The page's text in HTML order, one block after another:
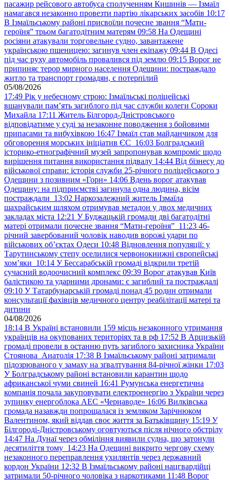
пасажир рейсового автобуса сполученням Кишинів — Ізмаїл
намагався незаконно провезти партію лікарських засобів 10:17
В Ізмаїльському районі присвоїли почесне звання “Мати-
героїня” трьом багатодітним матерям 09:58 На Одещині
росіяни атакували торговельне судно, завантажене
українською пшеницею: загинув член екіпажу 09:44 В Одесі
під час руху автомобіль провалився під землю 09:15 Ворог не
припиняє терор мирного населення Одещини: постраждало
житло та транспорт громадян, є потерпілий
05/08/2026
17:49 Рік у небесному строю: Ізмаїльські поліцейські
вшанували пам’ять загиблого під час служби колеги Сороки
Михайла 17:11 Житель Білгород-Дністровського
відповідатиме у суді за незаконне поводження з бойовими
припасами та вибухівкою 16:47 Ізмаїл став майданчиком для
обговорення морських ініціатив ЄС 16:03 Болградський
історико-етнографічний музей запропонував компроміс щодо
вирішення питання використання підвалу 14:44 Від бізнесу до
військової справи: історія служби 25-річного поліцейського з
Одещини з позивним «Горн» 14:06 Вдень ворог атакував
Одещину: на підприємстві загинула одна людина, вісім
постраждали 13:02 Наркозалежний житель Ізмаїла
шахрайським шляхом отримував метадон у двох медичних
закладах міста 12:21 У Буджацькій громади дві багатодітні
матері отримали почесне звання “Мати-героїня” 11:23 46-
річний завербований чоловік наводив ворожі удари по
військових обʼєктах Одеси 10:48 Відновлення популяції: у
Тарутинському степу оселилися червонокнижні європейські
хом’яки 10:14 У Бессарабській громаді відкрили третій
сучасний водоочисний комплекс 09:39 Ворог атакував Київ
балістикою та ударними дронами: є загиблий та постраждалі
09:10 У Татарбунарській громаді понад 45 родин отримали
консультації фахівців медичного центру реабілітації матері та
дитини
04/08/2026
18:14 В Україні встановили 159 місць незаконного утримання
українців на окупованих територіях та в рф 17:52 В Арцизькій
громаді провели в останню путь загиблого захисника України
Стоянова Анатолія 17:38 В Ізмаїльському районі затримали
підозрюваного у замаху на зґвалтування 84-річної жінки 17:03
У Болградському районі встановили карантин щодо
африканської чуми свиней 16:41 Румунська енергетична
компанія почала закуповувати електроенергію з України через
зупинку енергоблока АЕС «Чернаводе» 16:06 Вилківська
громада назавжди попрощалася із земляком Зарічнюком
Валентином, який віддав своє життя за Батьківщину 15:19 У
Білгороді-Дністровському оговтуються після нічного обстрілу
14:47 На Дунаї через обміління виявили судна, що затонули
десятиліття тому 14:23 На Одещині викрито чергову схему
незаконного переправлення ухилянтів через державний
кордон України 12:32 В Ізмаїльському районі нацгвардійці
затримали 50-річного чоловіка з наркотиками 11:48 Ворог